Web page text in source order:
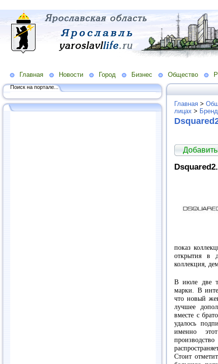
Главная Новости Город Бизнес Общество
Поиск на портале...
Главная >
лицах >
показ
открытия в
коллекция,
В июле две
марки. В
что новый
лучшее
вместе с
удалось
именно
Стоит